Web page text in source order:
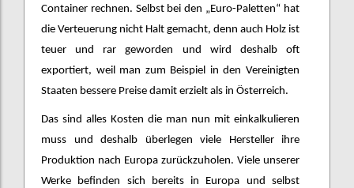
Container rechnen. Selbst bei den „Euro-Paletten“ hat
die Verteuerung nicht Halt gemacht, denn auch Holz ist
teuer und rar geworden und wird deshalb oft
exportiert, weil man zum Beispiel in den Vereinigten
Staaten bessere Preise damit erzielt als in Österreich.
Das sind alles Kosten die man nun mit einkalkulieren
muss und deshalb überlegen viele Hersteller ihre
Produktion nach Europa zurückzuholen. Viele unserer
Werke befinden sich bereits in Europa und selbst